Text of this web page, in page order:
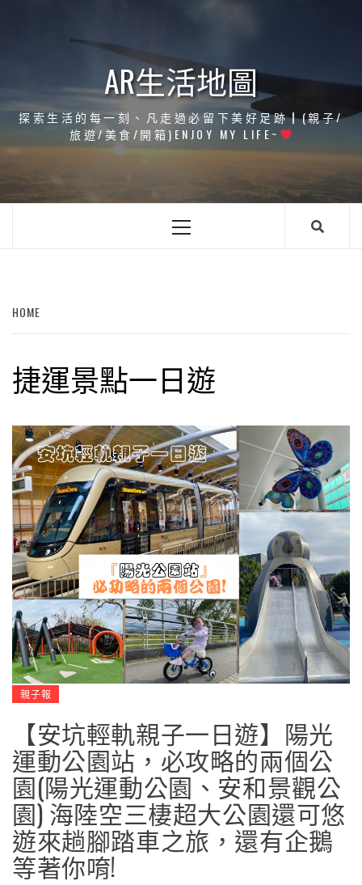
AR生活地圖
探索生活的每一刻、凡走過必留下美好足跡┃(親子/
旅遊/美食/開箱)ENJOY MY LIFE~
Primary
HOME
捷運景點一日遊
親子報
【安坑輕軌親子一日遊】陽光
運動公園站，必攻略的兩個公
園(陽光運動公園、安和景觀公
園) 海陸空三棲超大公園還可悠
遊來趟腳踏車之旅，還有企鵝
等著你唷!